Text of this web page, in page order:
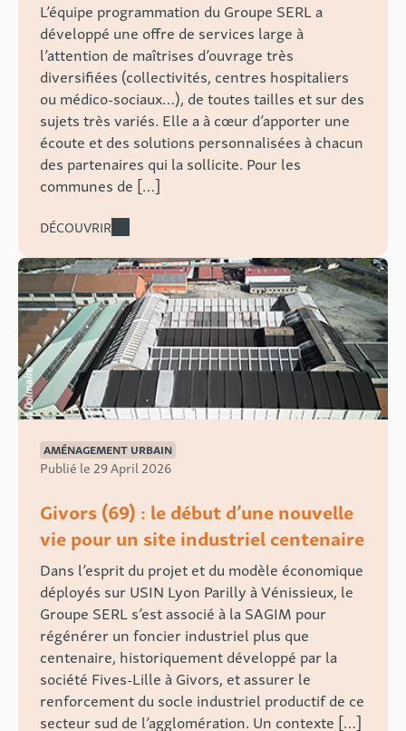
L’équipe programmation du Groupe SERL a
développé une offre de services large à
l’attention de maîtrises d’ouvrage très
diversifiées (collectivités, centres hospitaliers
ou médico-sociaux…), de toutes tailles et sur des
sujets très variés. Elle a à cœur d’apporter une
écoute et des solutions personnalisées à chacun
des partenaires qui la sollicite. Pour les
communes de […]
DÉCOUVRIR
AMÉNAGEMENT URBAIN
Publié le 29 April 2026
Givors (69) : le début d’une nouvelle
vie pour un site industriel centenaire
Dans l’esprit du projet et du modèle économique
déployés sur USIN Lyon Parilly à Vénissieux, le
Groupe SERL s’est associé à la SAGIM pour
régénérer un foncier industriel plus que
centenaire, historiquement développé par la
société Fives-Lille à Givors, et assurer le
renforcement du socle industriel productif de ce
secteur sud de l’agglomération. Un contexte […]